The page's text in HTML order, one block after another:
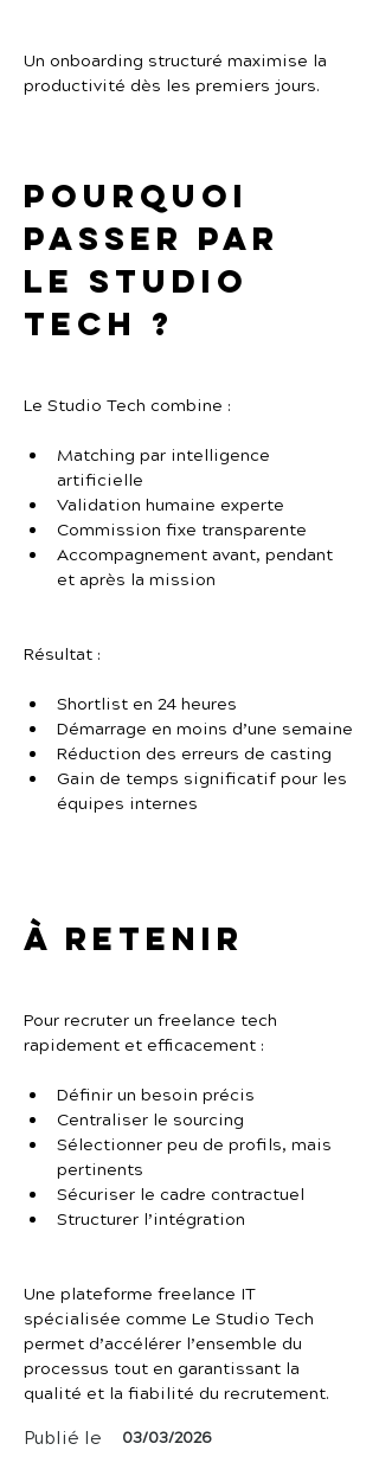
Un onboarding structuré maximise la
productivité dès les premiers jours.
Pourquoi
passer par
Le Studio
Tech ?
Le Studio Tech combine :
Matching par intelligence
artificielle
Validation humaine experte
Commission fixe transparente
Accompagnement avant, pendant
et après la mission
Résultat :
Shortlist en 24 heures
Démarrage en moins d’une semaine
Réduction des erreurs de casting
Gain de temps significatif pour les
équipes internes
À retenir
Pour recruter un freelance tech
rapidement et efficacement :
Définir un besoin précis
Centraliser le sourcing
Sélectionner peu de profils, mais
pertinents
Sécuriser le cadre contractuel
Structurer l’intégration
Une plateforme freelance IT
spécialisée comme Le Studio Tech
permet d’accélérer l’ensemble du
processus tout en garantissant la
qualité et la fiabilité du recrutement.
Publié le 03/03/2026